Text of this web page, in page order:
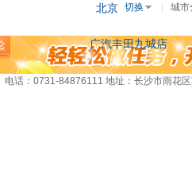
北京 切换 城市
广汽丰田九城店
电话：0731-84876111 地址：长沙市雨花